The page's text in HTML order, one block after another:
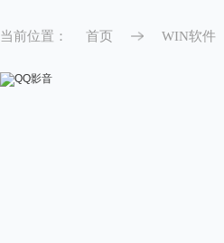
当前位置： 首页 WIN软件